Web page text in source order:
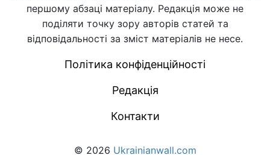
першому абзаці матеріалу. Редакція може не
поділяти точку зору авторів статей та
відповідальності за зміст матеріалів не несе.
Політика конфіденційності
Редакція
Контакти
© 2026 Ukrainianwall.com